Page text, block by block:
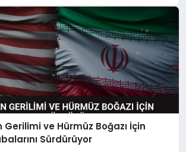
Gerilimi ve Hürmüz Boğazı İçin
Sürdürüyor